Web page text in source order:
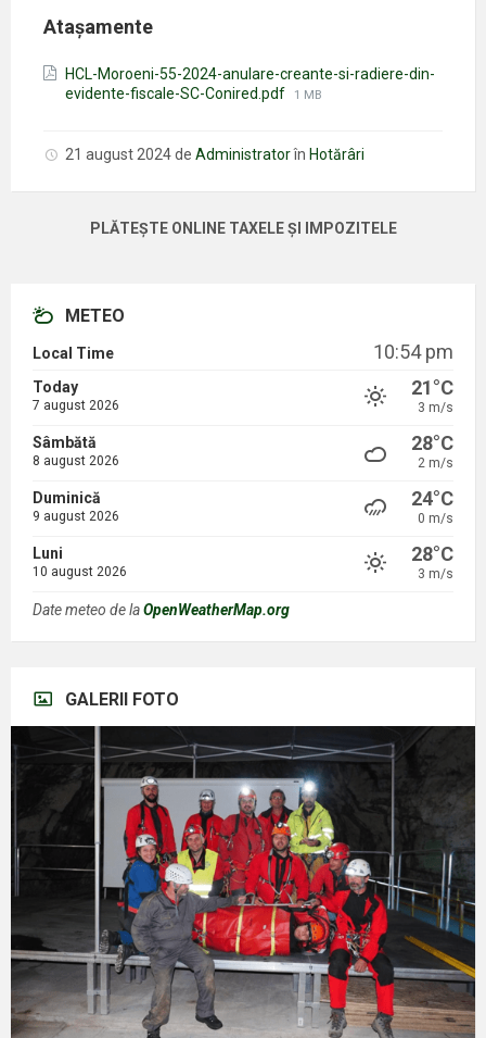
Atașamente
HCL-Moroeni-55-2024-anulare-creante-si-radiere-din-
evidente-fiscale-SC-Conired.pdf Mărimea
1 MB
21 august 2024de Administratorîn Hotărâri
PLĂTEȘTE ONLINE TAXELE ȘI IMPOZITELE
METEO
Local Time 10:54 pm
Today
7 august 2026
21°C
3 m/s
Sâmbătă
8 august 2026
28°C
2 m/s
Duminică
9 august 2026
24°C
0 m/s
Luni
10 august 2026
28°C
3 m/s
Date meteo de laOpenWeatherMap.org
GALERII FOTO